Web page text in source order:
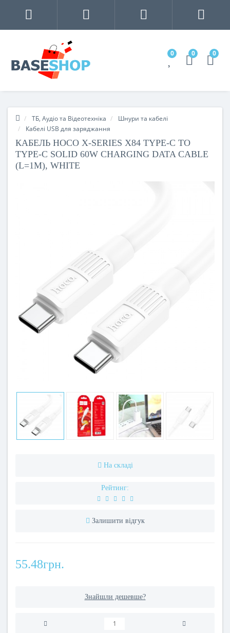
0 0 0
ТБ, Аудіо та Відеотехніка
Шнури та кабелі
Кабелі USB для заряджання
КАБЕЛЬ HOCO X-SERIES X84 TYPE-C TO
TYPE-C SOLID 60W CHARGING DATA CABLE
(L=1M), WHITE
На складі
Рейтинг:
Залишити відгук
55.48грн.
Знайшли дешевше?